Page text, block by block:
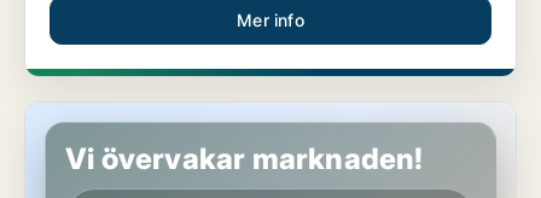
Mer info
Industrilokal i Göteborg
Vi övervakar marknaden!